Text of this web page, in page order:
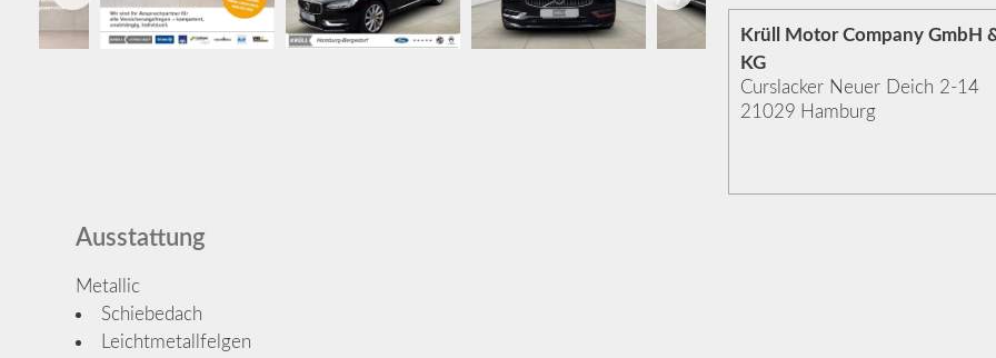
Krüll Motor Company GmbH
KG
Curslacker Neuer Deich 2-14
21029 Hamburg
Ausstattung
Metallic
Schiebedach
Leichtmetallfelgen